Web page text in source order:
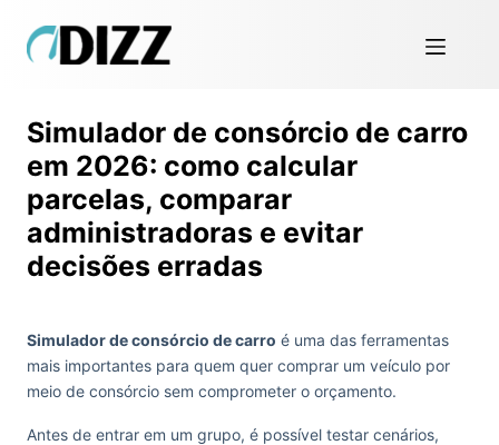
Simulador de consórcio de carro
em 2026: como calcular
parcelas, comparar
administradoras e evitar
decisões erradas
Simulador de consórcio de carro é uma das ferramentas
mais importantes para quem quer comprar um veículo por
meio de consórcio sem comprometer o orçamento.
Antes de entrar em um grupo, é possível testar cenários,